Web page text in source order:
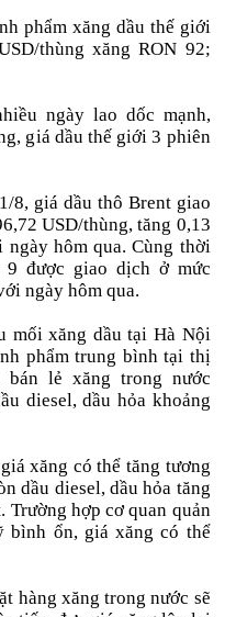
phẩm xăng dầu thế giới
thùng xăng RON 92;
ngày lao dốc mạnh,
giá dầu thế giới 3 phiên
8, giá dầu thô Brent giao
USD/thùng, tăng 0,13
ngày hôm qua. Cùng thời
9 được giao dịch ở mức
ngày hôm qua.
mối xăng dầu tại Hà Nội
phẩm trung bình tại thị
bán lẻ xăng trong nước
diesel, dầu hỏa khoảng
xăng có thể tăng tương
dầu diesel, dầu hỏa tăng
Trường hợp cơ quan quản
bình ổn, giá xăng có thể
hàng xăng trong nước sẽ